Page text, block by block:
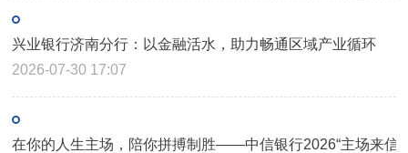
兴业银行济南分行：以金融活水，助力畅通区域产业循环
2026-07-30 17:07
在你的人生主场，陪你拼搏制胜——中信银行2026“主场来信